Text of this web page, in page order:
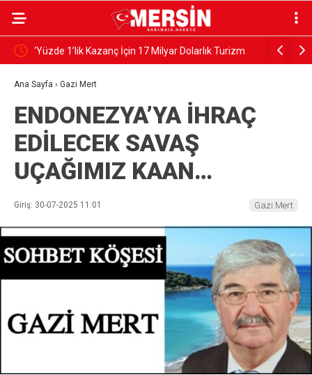
‘Yüzde 1’lik Kazanç İçin 17 Milyar Dolarlık Turizm
Riske Atılıyor’
Ana Sayfa › Gazi Mert
ENDONEZYA’YA İHRAÇ
EDİLECEK SAVAŞ
UÇAĞIMIZ KAAN…
Giriş: 30-07-2025 11:01 Gazi Mert